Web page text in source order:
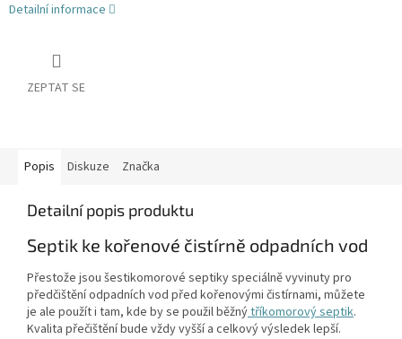
Detailní informace
ZEPTAT SE
Popis Diskuze Značka
Detailní popis produktu
Septik ke kořenové čistírně odpadních vod
Přestože jsou šestikomorové septiky speciálně vyvinuty pro
předčištění odpadních vod před kořenovými čistírnami, můžete
je ale použít i tam, kde by se použil běžnýtříkomorový septik.
Kvalita přečištění bude vždy vyšší a celkový výsledek lepší.